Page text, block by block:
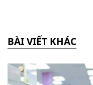
BÀI VIẾT KHÁC